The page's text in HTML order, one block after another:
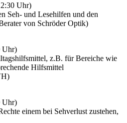
Uhr)
Seh- und Lesehilfen und den
von Schröder Optik)
Uhr)
z.B. für Bereiche wie
Hilfsmittel
Uhr)
einem bei Sehverlust zustehen,